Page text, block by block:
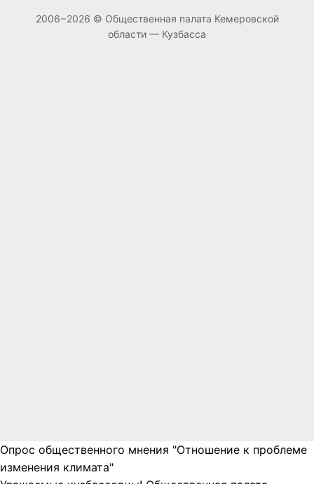
2006−2026 © Общественная палата Кемеровской
области — Кузбасса
Опрос общественного мнения "Отношение к проблеме
изменения климата"